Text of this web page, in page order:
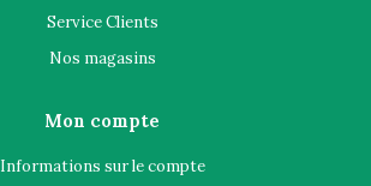
Service Clients
Nos magasins
Mon compte
Informations sur le compte